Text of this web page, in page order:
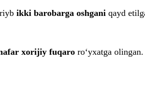
ikki barobarga oshgani qayd
xorijiy fuqaro ro‘yxatga